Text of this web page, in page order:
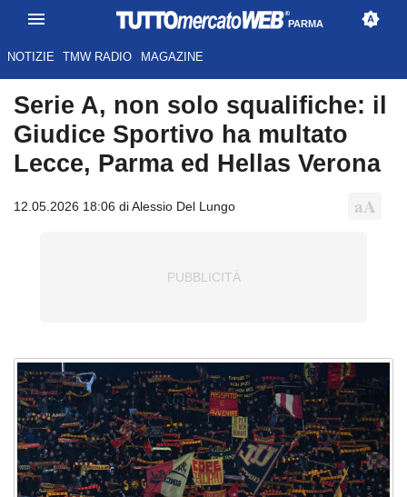
PARMA
NOTIZIE TMW RADIO MAGAZINE
Serie A, non solo squalifiche: il
Giudice Sportivo ha multato
Lecce, Parma ed Hellas Verona
12.05.2026 18:06 di Alessio Del Lungo